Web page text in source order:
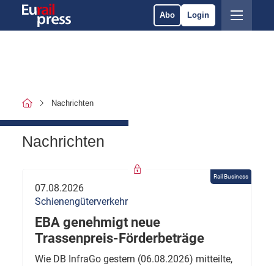
Abo Login
Nachrichten
Nachrichten
Rail Business
07.08.2026
Schienengüterverkehr
EBA genehmigt neue
Trassenpreis-Förderbeträge
Wie DB InfraGo gestern (06.08.2026) mitteilte,